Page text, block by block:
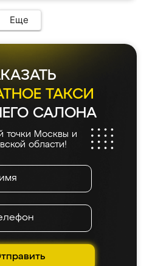
Еще
ТАКСИ
САЛОНА
точки Москвы и
области!